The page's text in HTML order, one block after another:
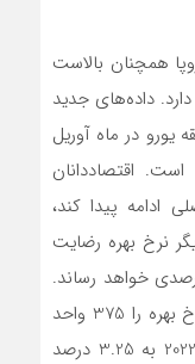
همچنان بالاست
دارد. داده‌های جدید
یورو در ماه آوریل
اقتصاددانان
ادامه پیدا کند،
به 2 افزایش دیگر نرخ بهره رضایت
داد و نرخ بهره را به اوج 3.75 درصدی خواهد رساند.
بانک مرکزی اروپا در کمتر از یک سال نرخ بهره را 375 واحد
افزایش داد و از حداقل 0.5 درصد سال 2022 به 3.25 درصد